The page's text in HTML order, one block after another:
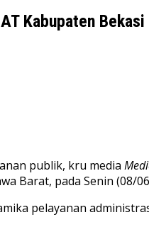
Kabupaten Bekasi
publik, kru media
Barat, pada Senin (08/
pelayanan